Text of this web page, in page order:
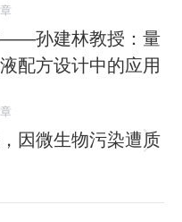
——孙建林教授：量
配方设计中的应用
因微生物污染遭质